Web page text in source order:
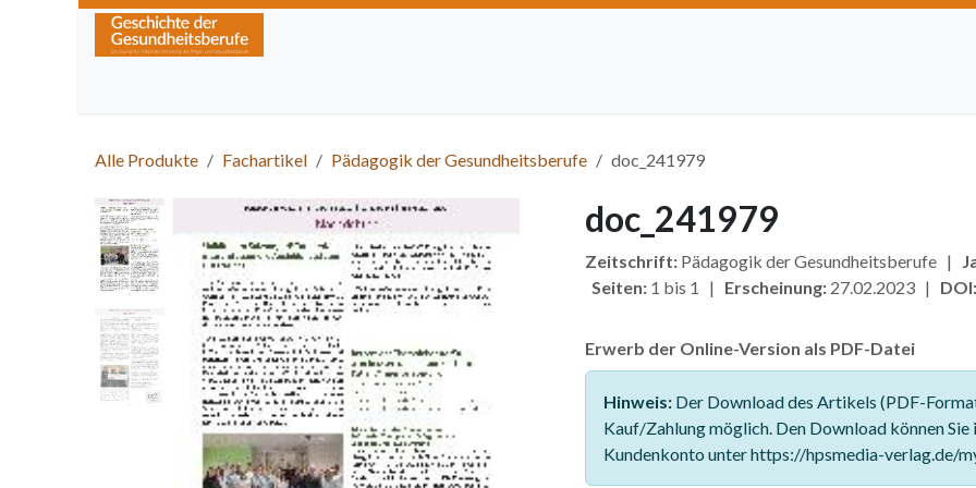
Zum Inhalt springen
Alle Produkte Fachartikel Pädagogik der Gesundheitsberufe doc_241979
doc_241979
Zeitschrift:Pädagogik der Gesundheitsberufe |
Seiten:1 bis 1 | Erscheinung:27.02.2023 | DOI:
Erwerb der Online-Version als PDF-Datei
Hinweis:Der Download des Artikels (PDF-
Kauf/Zahlung möglich. Den Download können Sie
Kundenkonto unter https://hpsmedia-verlag.de/